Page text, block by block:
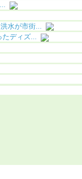
水が市街...
ディズ...